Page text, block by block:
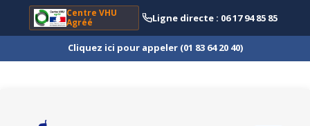
Centre VHU
Agréé
Ligne directe : 06 17 94 85 85
Cliquez ici pour appeler (01 83 64 20 40)